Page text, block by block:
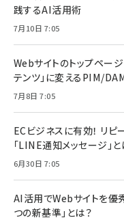
践するAI活用術
7月10日 7:05
Webサイトのトップペー
テンツ」に変えるPIM/
7月8日 7:05
ECビジネスに有効！ リ
「LINE通知メッセージ」と
6月30日 7:05
AI活用でWebサイトを優
つの新基準」とは？